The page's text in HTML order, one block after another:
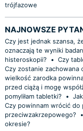
trójfazowe
NAJNOWSZE
Czy jest jednak szansa,
oznaczają te wyniki
histeroskopii?
• Czy
Czy zostanie zachowana
wielkość zarodka
przed ciążą i mogę
pomyliłam tabletki?
•
Czy powinnam wrócić do
przeciwzakrzepowego?
•
okresie?